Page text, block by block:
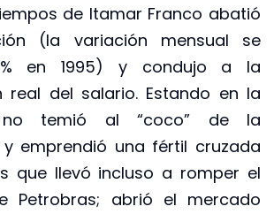
de Itamar Franco abatió
(la variación mensual se
en 1995) y condujo a la
real del salario. Estando en la
no temió al “coco” de la
y emprendió una fértil cruzada
que llevó incluso a romper el
Petrobras; abrió el mercado